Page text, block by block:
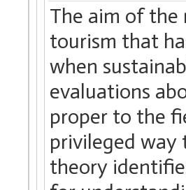
The aim of the
tourism that
when
evaluations
proper to the
privileged way
theory